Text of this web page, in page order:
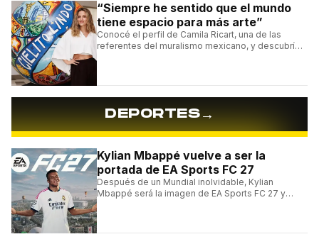
“Siempre he sentido que el mundo
tiene espacio para más arte”
Conocé el perfil de Camila Ricart, una de las
referentes del muralismo mexicano, y descubrí
DEPORTES→
Kylian Mbappé vuelve a ser la
portada de EA Sports FC 27
Después de un Mundial inolvidable, Kylian
Mbappé será la imagen de EA Sports FC 27 y